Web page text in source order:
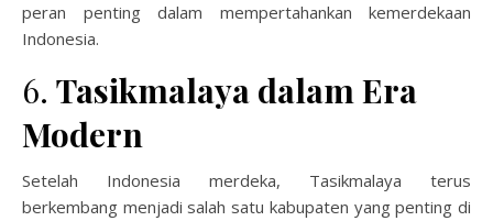
peran penting dalam mempertahankan kemerdekaan
Indonesia.
6. Tasikmalaya dalam Era
Modern
Setelah Indonesia merdeka, Tasikmalaya terus
berkembang menjadi salah satu kabupaten yang penting di